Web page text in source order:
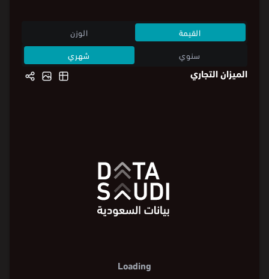
القيمة
الوزن
سنوي
شهري
الميزان التجاري
Loading